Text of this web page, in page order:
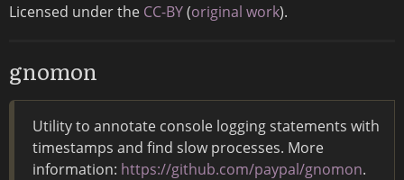
Licensed under the CC-BY(original work).
gnomon
Utility to annotate console logging statements with
timestamps and find slow processes. More
information: https://github.com/paypal/gnomon.